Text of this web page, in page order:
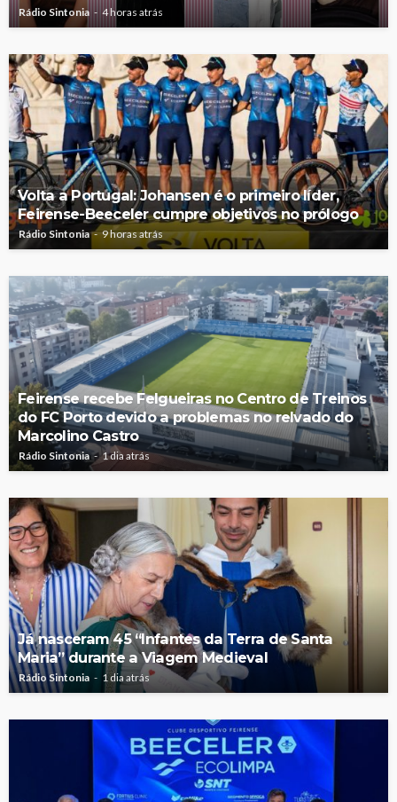
Rádio Sintonia 4 horas atrás
Volta a Portugal: Johansen é o primeiro líder,
Feirense-Beeceler cumpre objetivos no prólogo
Rádio Sintonia 9 horas atrás
Feirense recebe Felgueiras no Centro de Treinos
do FC Porto devido a problemas no relvado do
Marcolino Castro
Rádio Sintonia 1 dia atrás
Já nasceram 45 “Infantes da Terra de Santa
Maria” durante a Viagem Medieval
Rádio Sintonia 1 dia atrás